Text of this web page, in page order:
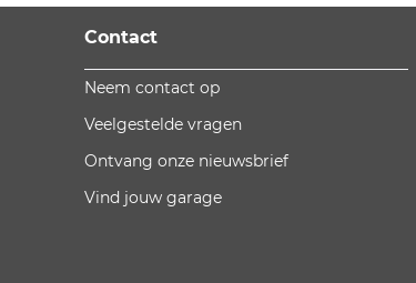
Contact
Neem contact op
Veelgestelde vragen
Ontvang onze nieuwsbrief
Vind jouw garage